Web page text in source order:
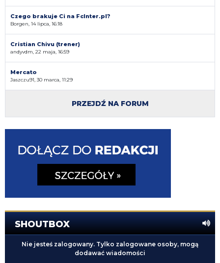
Czego brakuje Ci na FcInter.pl?
Borgen, 14 lipca, 16:18
Cristian Chivu (trener)
andyvdm, 22 maja, 16:59
Mercato
Jaszczu91, 30 marca, 11:29
PRZEJDŹ NA FORUM
SHOUTBOX
Nie jesteś zalogowany. Tylko zalogowane osoby, mogą
dodawać wiadomości